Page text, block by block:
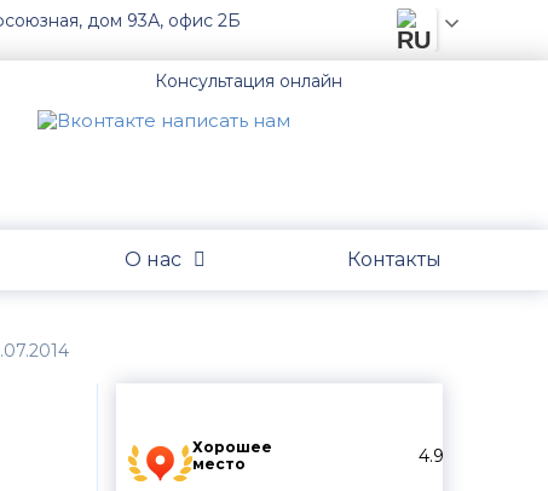
дом 93А, офис 2Б
Консультация онлайн
О нас Контакты
Хорошее
место
4.9